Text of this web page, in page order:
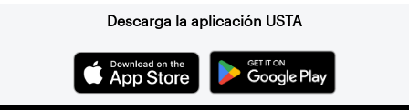
Descarga la aplicación USTA